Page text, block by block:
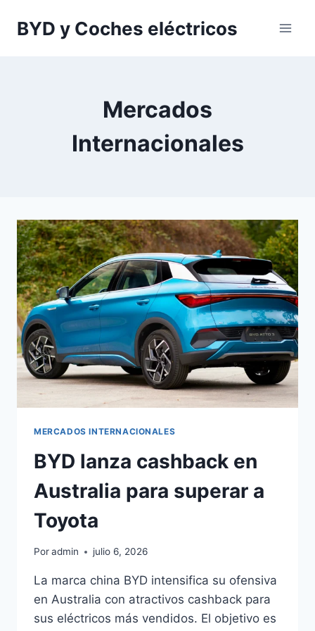
BYD y Coches eléctricos
Mercados
Internacionales
MERCADOS INTERNACIONALES
BYD lanza cashback en
Australia para superar a
Toyota
Poradmin julio 6, 2026
La marca china BYD intensifica su ofensiva
en Australia con atractivos cashback para
sus eléctricos más vendidos. El objetivo es